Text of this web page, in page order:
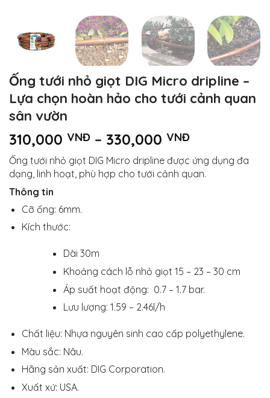
Ống tưới nhỏ giọt DIG Micro dripline –
Lựa chọn hoàn hảo cho tưới cảnh quan
sân vườn
310,000 VNĐ – 330,000 VNĐKhoảng
giá:
từ
310,000
Ống tưới nhỏ giọt DIG Micro dripline được ứng dụng đa
dạng, linh hoạt, phù hợp cho tưới cảnh quan.
Thông tin
Cỡ ống: 6mm.
Kích thước:
Dài 30m
Khoảng cách lỗ nhỏ giọt 15 – 23 – 30 cm
Áp suất hoạt động: 0.7 – 1.7 bar.
Lưu lượng: 1.59 – 2.46l/h
Chất liệu: Nhựa nguyên sinh cao cấp polyethylene.
Màu sắc: Nâu.
Hãng sản xuất: DIG Corporation.
Xuất xứ: USA.